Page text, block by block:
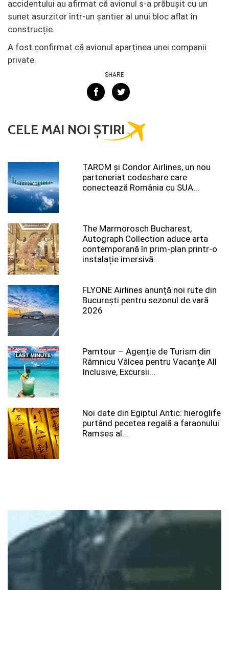
accidentului au afirmat că avionul s-a prăbușit cu un
sunet asurzitor într-un șantier al unui bloc aflat în
construcție.
A fost confirmat că avionul aparținea unei companii
private.
SHARE
CELE MAI NOI ȘTIRI
TAROM şi Condor Airlines, un nou
parteneriat codeshare care
conectează România cu SUA...
The Marmorosch Bucharest,
Autograph Collection aduce arta
contemporană în prim-plan printr-o
instalație imersivă...
FLYONE Airlines anunță noi rute din
București pentru sezonul de vară
2026
Pamtour – Agenție de Turism din
Râmnicu Vâlcea pentru Vacanțe All
Inclusive, Excursii...
Noi date din Egiptul Antic: hieroglife
purtând pecetea regală a faraonului
Ramses al...